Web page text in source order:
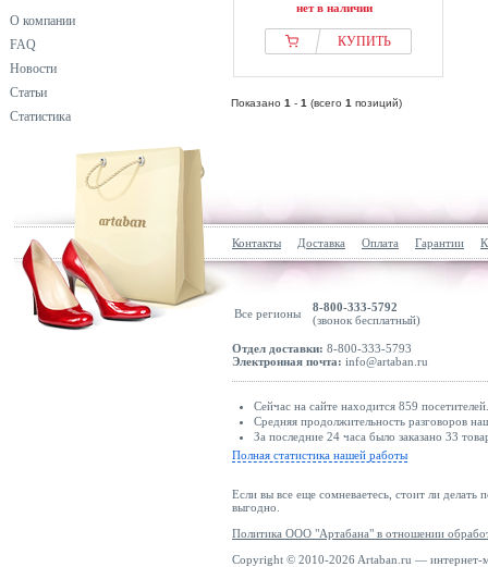
О компании
FAQ
Новости
Статьи
Статистика
нет в наличии
КУПИТЬ
Показано 1 - 1 (всего 1 позиций)
Контакты Доставка Оплата Гарантии
Все регионы
8-800-333-5792
(звонок бесплатный)
Отдел доставки: 8-800-333-5793
Электронная почта: info@artaban.ru
Сейчас на сайте находится 859 посетителей.
Средняя продолжительность разговоров
За последние 24 часа было заказано 33
Полная статистика нашей работы
Если вы все еще сомневаетесь, стоит ли делать
выгодно.
Политика ООО "Артабана" в отношении
Copyright © 2010-2026 Artaban.ru — интернет-